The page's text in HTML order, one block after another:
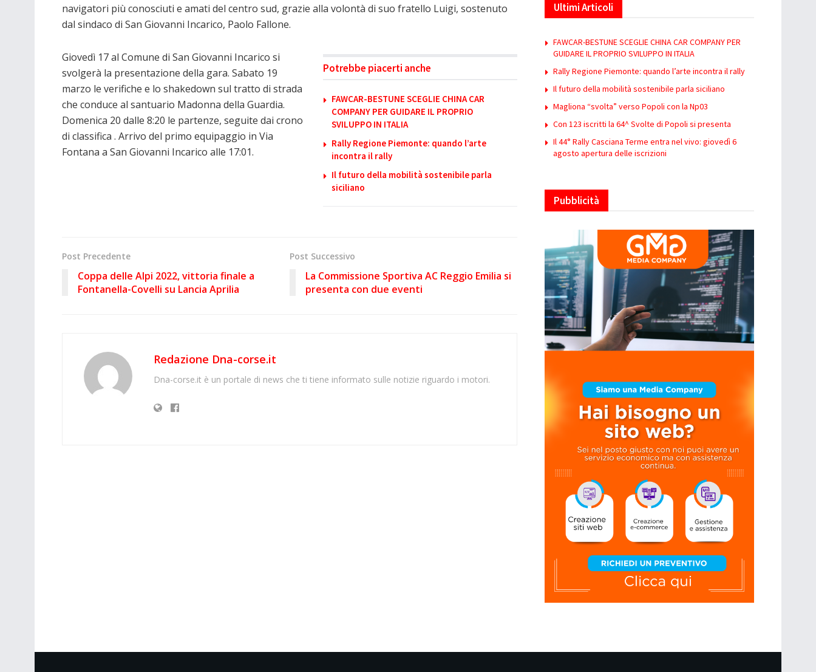
navigatori più conosciuti e amati del centro sud, grazie alla volontà di suo fratello Luigi, sostenuto
dal sindaco di San Giovanni Incarico, Paolo Fallone.
Potrebbe piacerti anche
FAWCAR-BESTUNE SCEGLIE CHINA CAR
COMPANY PER GUIDARE IL PROPRIO
SVILUPPO IN ITALIA
Rally Regione Piemonte: quando l’arte
incontra il rally
Il futuro della mobilità sostenibile parla
siciliano
Giovedì 17 al Comune di San Giovanni Incarico si
svolgerà la presentazione della gara. Sabato 19
marzo le verifiche e lo shakedown sul tratto di strada
che conduce al santuario Madonna della Guardia.
Domenica 20 dalle 8:20 le partenze, seguite dai crono
di classifica . Arrivo del primo equipaggio in Via
Fontana a San Giovanni Incarico alle 17:01.
Post Precedente
Coppa delle Alpi 2022, vittoria finale a
Fontanella-Covelli su Lancia Aprilia
Post Successivo
La Commissione Sportiva AC Reggio Emilia si
presenta con due eventi
Redazione Dna-corse.it
Dna-corse.it è un portale di news che ti tiene informato sulle notizie riguardo i motori.
Ultimi Articoli
FAWCAR-BESTUNE SCEGLIE CHINA CAR COMPANY PER
GUIDARE IL PROPRIO SVILUPPO IN ITALIA
Rally Regione Piemonte: quando l’arte incontra il rally
Il futuro della mobilità sostenibile parla siciliano
Magliona “svolta” verso Popoli con la Np03
Con 123 iscritti la 64^ Svolte di Popoli si presenta
Il 44° Rally Casciana Terme entra nel vivo: giovedì 6
agosto apertura delle iscrizioni
Pubblicità